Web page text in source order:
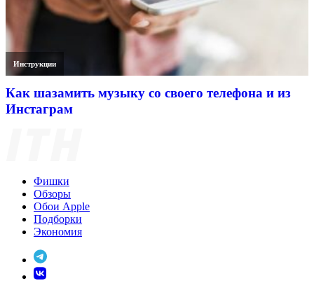
Инструкции
Как шазамить музыку со своего телефона и из
Инстаграм
Фишки
Обзоры
Обои Apple
Подборки
Экономия